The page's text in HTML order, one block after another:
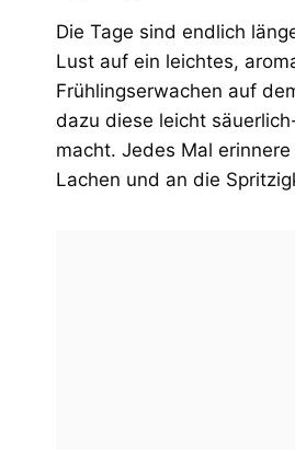
Die Tage sind endlich
Lust auf ein leichtes,
Frühlingserwachen auf
dazu diese leicht
macht. Jedes Mal
Lachen und an die